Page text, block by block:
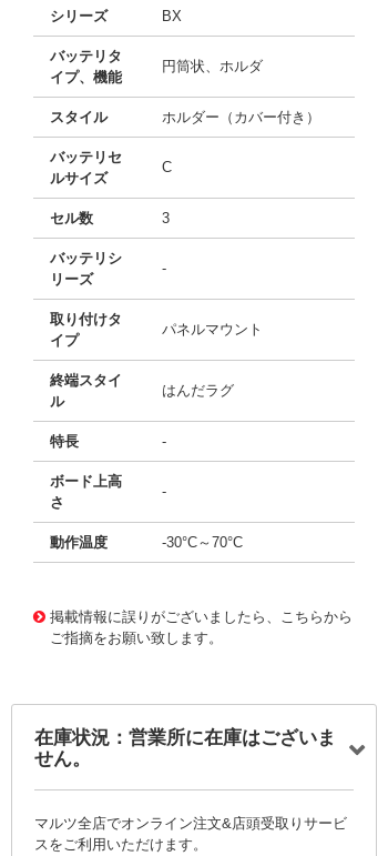
シリーズ BX
バッテリタ
イプ、機能
円筒状、ホルダ
スタイル ホルダー（カバー付き）
バッテリセ
ルサイズ
C
セル数 3
バッテリシ
リーズ
-
取り付けタ
イプ
パネルマウント
終端スタイ
ル
はんだラグ
特長 -
ボード上高
さ
-
動作温度 -30°C～70°C
掲載情報に誤りがございましたら、こちらから
ご指摘をお願い致します。
在庫状況：営業所に在庫はございま
せん。
マルツ全店でオンライン注文&店頭受取りサービ
スをご利用いただけます。